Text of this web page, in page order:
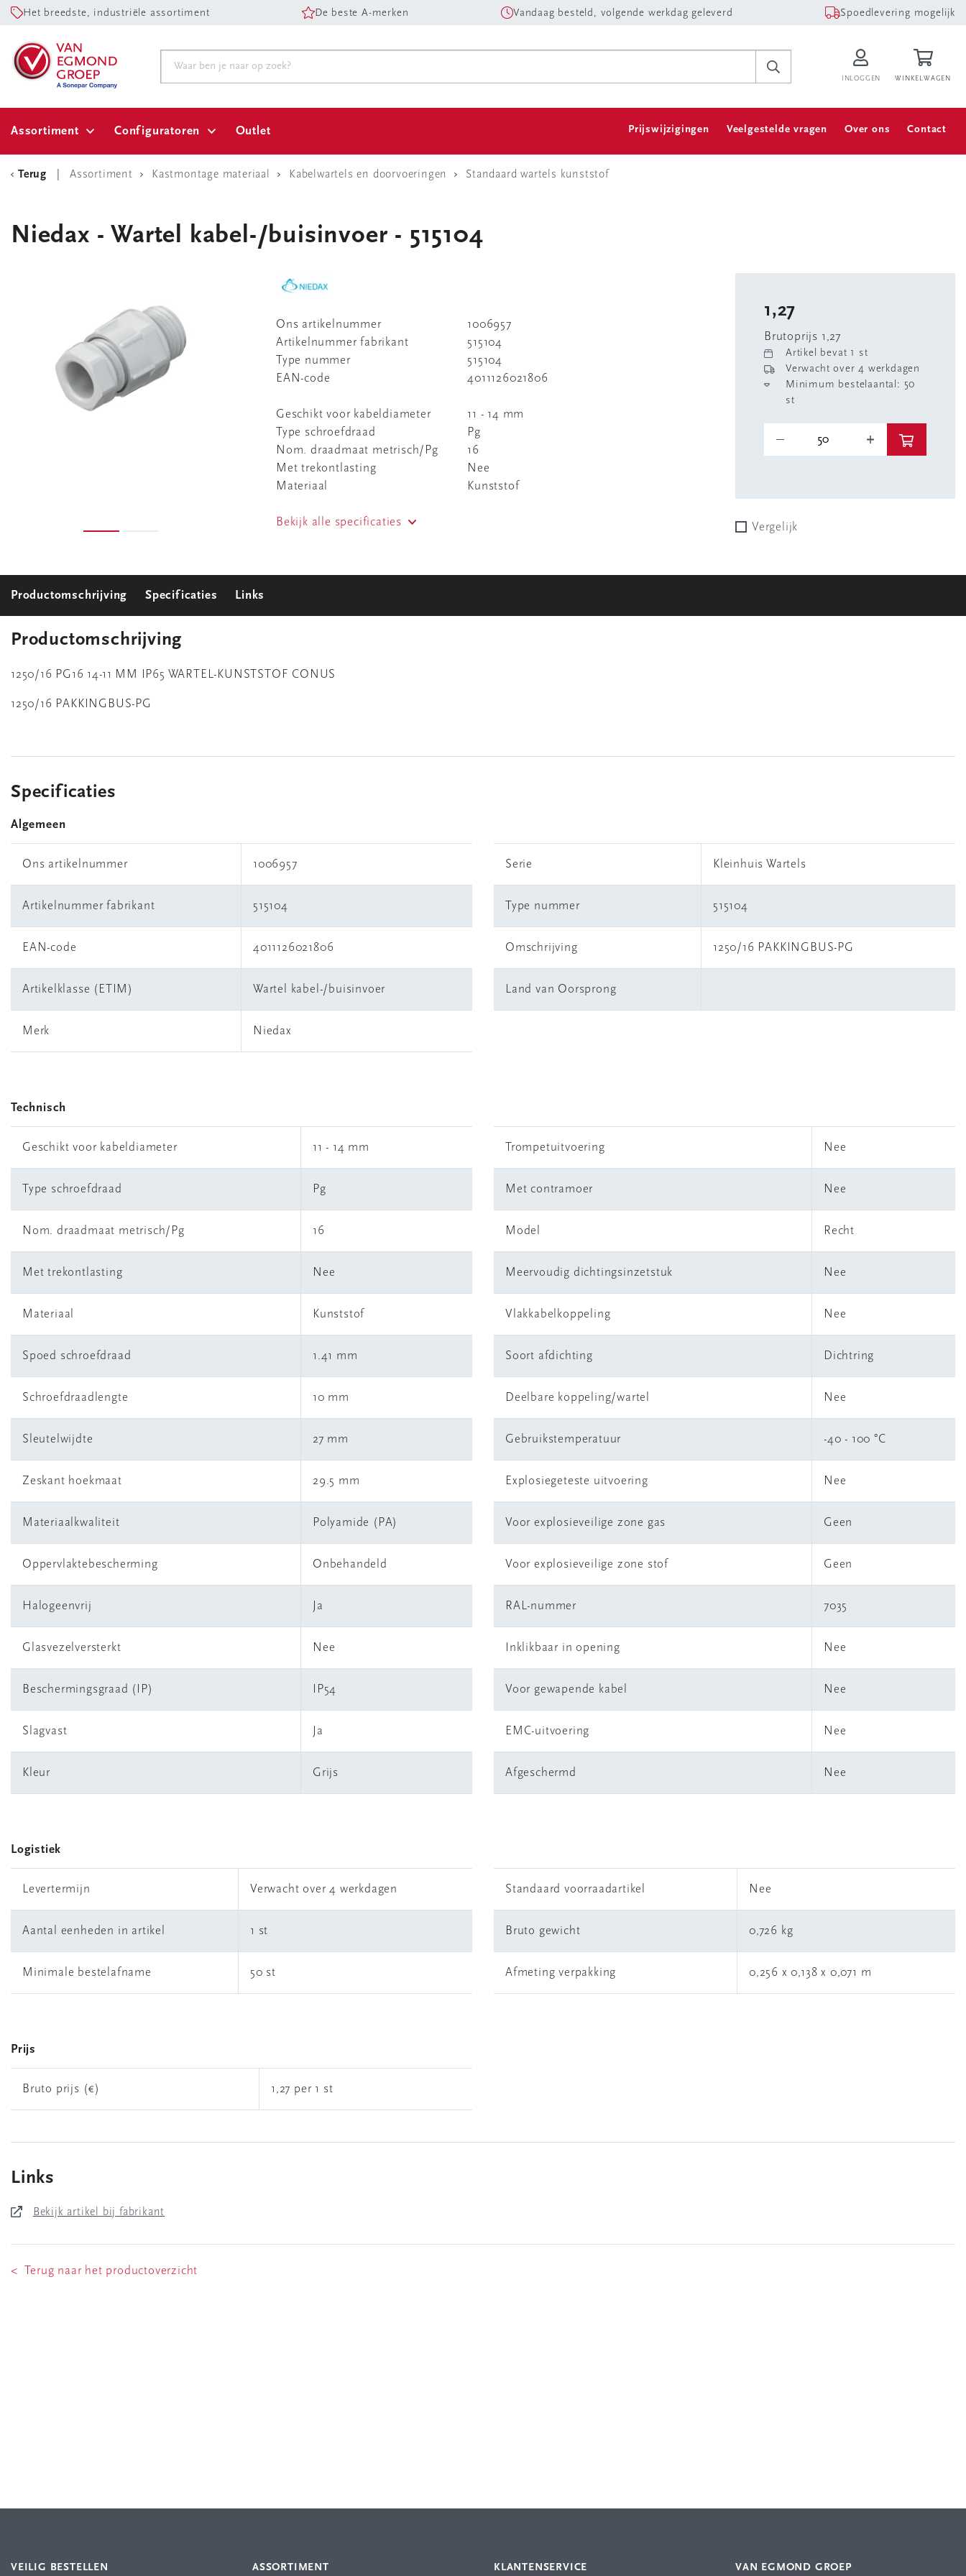
Het breedste, industriële assortiment De beste A-merken Vandaag besteld, volgende werkdag geleverd Spoedlevering mogelijk
INLOGGEN WINKELWAGEN
Assortiment Configuratoren Outlet Prijswijzigingen Veelgestelde vragen Over ons Contact
Terug Assortiment Kastmontage materiaal Kabelwartels en doorvoeringen Standaard wartels kunststof
Niedax - Wartel kabel-/buisinvoer - 515104
Ons artikelnummer
1006957
Artikelnummer fabrikant
515104
Type nummer
515104
EAN-code
4011126021806
Geschikt voor kabeldiameter
11 - 14 mm
Type schroefdraad
Pg
Nom. draadmaat metrisch/Pg
16
Met trekontlasting
Nee
Materiaal
Kunststof
Bekijk alle specificaties
1,27
Brutoprijs 1,27
Artikel bevat 1 st
Verwacht over 4 werkdagen
Minimum bestelaantal: 50
st
Vergelijk
Productomschrijving Specificaties Links
Productomschrijving
1250/16 PG16 14-11 MM IP65 WARTEL-KUNSTSTOF CONUS
1250/16 PAKKINGBUS-PG
Specificaties
Algemeen
Ons artikelnummer 1006957
Artikelnummer fabrikant 515104
EAN-code 4011126021806
Artikelklasse (ETIM) Wartel kabel-/buisinvoer
Merk Niedax
Serie Kleinhuis Wartels
Type nummer 515104
Omschrijving 1250/16 PAKKINGBUS-PG
Land van Oorsprong
Technisch
Geschikt voor kabeldiameter 11 - 14 mm
Type schroefdraad Pg
Nom. draadmaat metrisch/Pg 16
Met trekontlasting Nee
Materiaal Kunststof
Spoed schroefdraad 1.41 mm
Schroefdraadlengte 10 mm
Sleutelwijdte 27 mm
Zeskant hoekmaat 29.5 mm
Materiaalkwaliteit Polyamide (PA)
Oppervlaktebescherming Onbehandeld
Halogeenvrij Ja
Glasvezelversterkt Nee
Beschermingsgraad (IP) IP54
Slagvast Ja
Kleur Grijs
Trompetuitvoering Nee
Met contramoer Nee
Model Recht
Meervoudig dichtingsinzetstuk Nee
Vlakkabelkoppeling Nee
Soort afdichting Dichtring
Deelbare koppeling/wartel Nee
Gebruikstemperatuur -40 - 100 °C
Explosiegeteste uitvoering Nee
Voor explosieveilige zone gas Geen
Voor explosieveilige zone stof Geen
RAL-nummer 7035
Inklikbaar in opening Nee
Voor gewapende kabel Nee
EMC-uitvoering Nee
Afgeschermd Nee
Logistiek
Levertermijn Verwacht over 4 werkdagen
Aantal eenheden in artikel 1 st
Minimale bestelafname 50 st
Standaard voorraadartikel Nee
Bruto gewicht 0,726 kg
Afmeting verpakking 0,256 x 0,138 x 0,071 m
Prijs
Bruto prijs (€) 1,27 per 1 st
Links
Bekijk artikel bij fabrikant
< Terug naar het productoverzicht
VEILIG BESTELLEN ASSORTIMENT KLANTENSERVICE VAN EGMOND GROEP